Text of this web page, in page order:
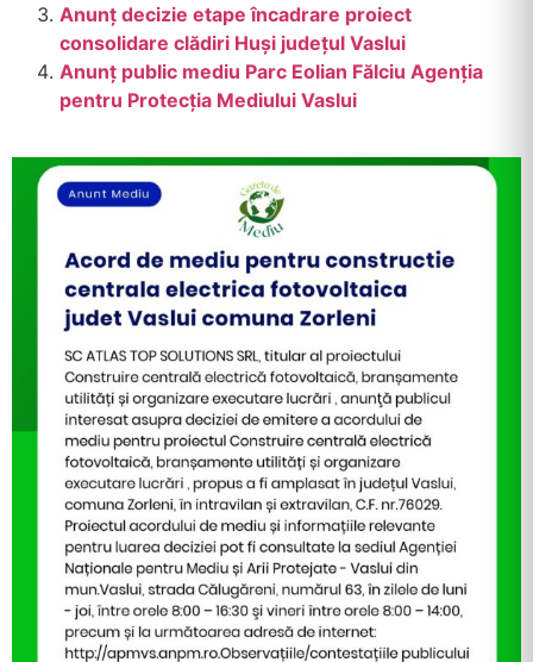
Anunț decizie etape încadrare proiect
consolidare clădiri Huși județul Vaslui
Anunț public mediu Parc Eolian Fălciu Agenția
pentru Protecția Mediului Vaslui